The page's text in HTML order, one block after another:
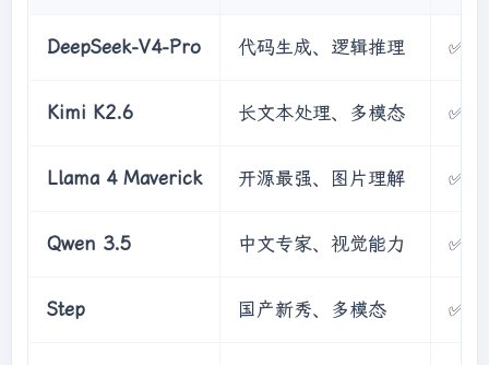
DeepSeek-V4-Pro 代码生成、逻辑推理 ✅
Kimi K2.6 长文本处理、多模态 ✅
Llama 4 Maverick 开源最强、图片理解 ✅
Qwen 3.5 中文专家、视觉能力 ✅
Step 国产新秀、多模态 ✅